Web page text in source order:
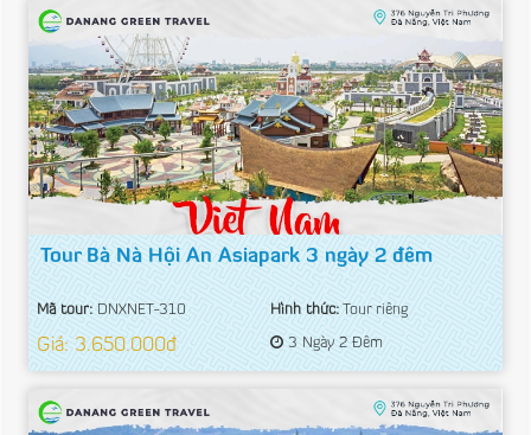
Tour Bà Nà Hội An Asiapark 3 ngày 2 đêm
Mã tour:DNXNET-310 Hình thức:Tour riêng
Giá: 3.650.000đ 3 Ngày 2 Đêm